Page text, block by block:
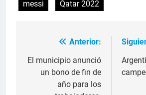
messi
Qatar 2022
Anterior:
El municipio anunció
un bono de fin de
año para los